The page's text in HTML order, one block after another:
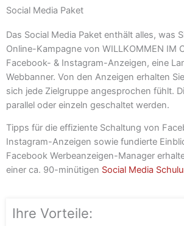
Social Media Paket
Das Social Media Paket enthält alles, was
Online-Kampagne von WILLKOMMEN IM
Facebook- & Instagram-Anzeigen, eine
Webbanner. Von den Anzeigen erhalten
sich jede Zielgruppe angesprochen fühlt.
parallel oder einzeln geschaltet werden.
Tipps für die effiziente Schaltung von
Instagram-Anzeigen sowie fundierte
Facebook Werbeanzeigen-Manager
einer ca. 90-minütigen Social Media
Ihre Vorteile: